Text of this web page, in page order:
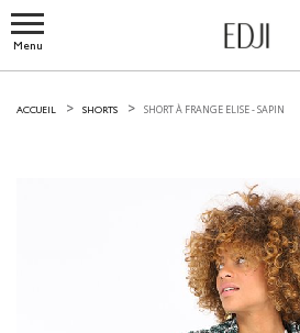
Menu
ACCUEIL SHORTS SHORT À FRANGE ELISE -SAPIN